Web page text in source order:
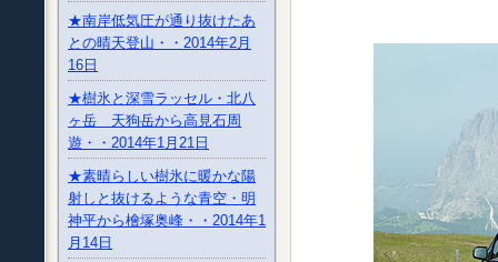
★南岸低気圧が通り抜けたあ
との晴天登山・・2014年2月
16日
★樹氷と深雪ラッセル・北八
ヶ岳 天狗岳から高見石周
遊・・2014年1月21日
★素晴らしい樹氷に暖かな陽
射しと抜けるような青空・明
神平から檜塚奥峰・・2014年1
月14日